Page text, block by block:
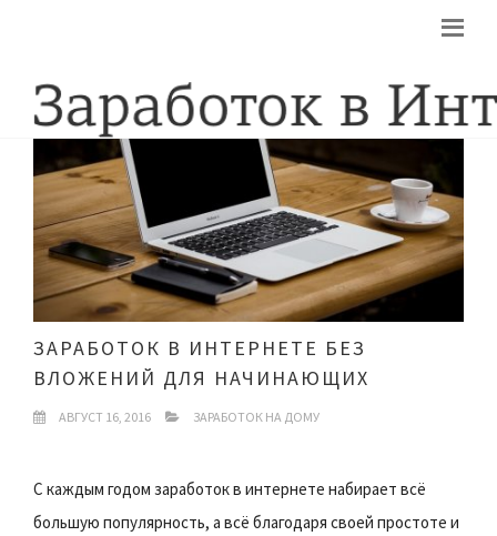
ЗАРАБОТОК В ИНТЕРНЕТЕ БЕЗ
ВЛОЖЕНИЙ ДЛЯ НАЧИНАЮЩИХ
АВГУСТ 16, 2016 ЗАРАБОТОК НА ДОМУ
С каждым годом заработок в интернете набирает всё
большую популярность, а всё благодаря своей простоте и